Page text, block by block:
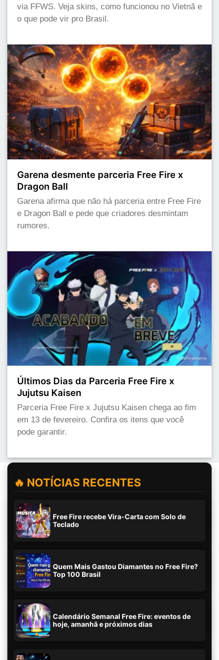
via FFWS. Veja skins, como funcionou no Vietnã e
o que pode vir pro Brasil.
Garena desmente parceria Free Fire x
Dragon Ball
Garena afirma que não há parceria entre Free Fire
e Dragon Ball e pede que criadores desmintam
rumores.
Últimos Dias da Parceria Free Fire x
Jujutsu Kaisen
Parceria Free Fire x Jujutsu Kaisen chega ao fim
em 13 de fevereiro. Confira os itens que você
pode garantir.
🔥 NOTÍCIAS RECENTES
Free Fire recebe Vira-Carta com Solo de
Teclado
Quem Mais Gastou Diamantes no Free Fire?
Top 100 Brasil
Calendário Semanal Free Fire: eventos de
hoje, amanhã e próximos dias